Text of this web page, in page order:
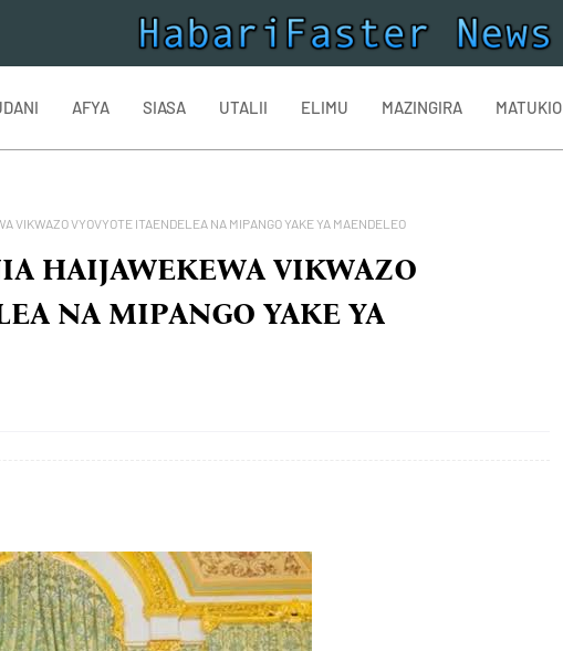
AFYA SIASA UTALII ELIMU MAZINGIRA MATUKIO
VIKWAZO VYOVYOTE ITAENDELEA NA MIPANGO YAKE YA MAENDELEO
HAIJAWEKEWA VIKWAZO
NA MIPANGO YAKE YA